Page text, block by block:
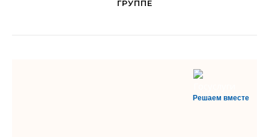
ГРУППЕ
Решаем вместе